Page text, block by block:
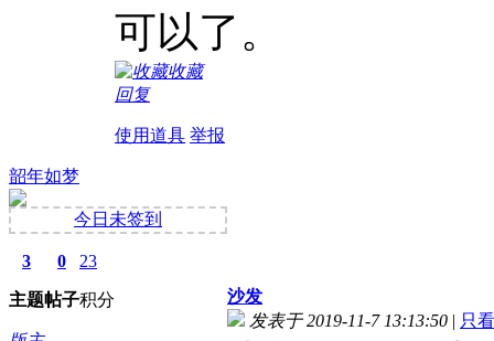
可以了。
收藏
回复
使用道具 举报
韶年如梦
今日未签到
3
主题
0
帖子
23
积分
沙发
发表于 2019-11-7 13:13:50 | 只